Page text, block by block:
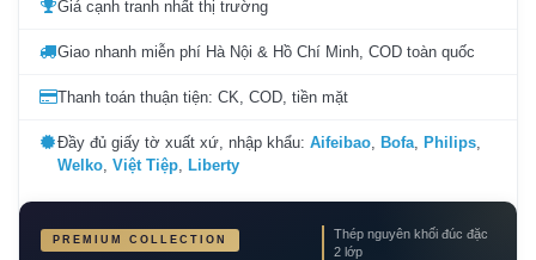
Giá cạnh tranh nhất thị trường
Giao nhanh miễn phí Hà Nội & Hồ Chí Minh, COD toàn quốc
Thanh toán thuận tiện: CK, COD, tiền mặt
Đầy đủ giấy tờ xuất xứ, nhập khẩu: Aifeibao Bofa Philips
Welko Việt Tiệp Liberty
PREMIUM COLLECTION
Thép nguyên khối đúc đặc
2 lớp